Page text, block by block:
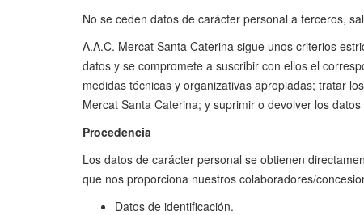
No se ceden datos de carácter personal a terceros,
A.A.C. Mercat Santa Caterina sigue unos criterios
datos y se compromete a suscribir con ellos el
medidas técnicas y organizativas apropiadas; tratar
Mercat Santa Caterina; y suprimir o devolver los
Procedencia
Los datos de carácter personal se obtienen
que nos proporciona nuestros colaboradores/
Datos de identificación.